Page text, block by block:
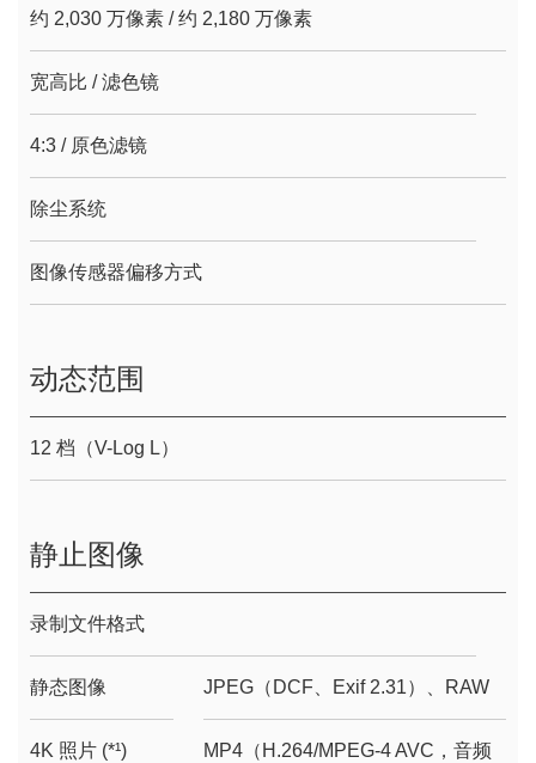
约 2,030 万像素 / 约 2,180 万像素
宽高比 / 滤色镜
4:3 / 原色滤镜
除尘系统
图像传感器偏移方式
动态范围
12 档（V-Log L）
静止图像
录制文件格式
静态图像 JPEG（DCF、Exif 2.31）、RAW
4K 照片 (*¹)
MP4（H.264/MPEG-4 AVC，音频